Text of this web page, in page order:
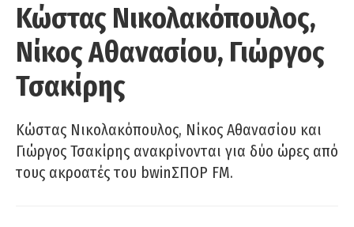
Κώστας Νικολακόπουλος,
Νίκος Αθανασίου, Γιώργος
Τσακίρης
Κώστας Νικολακόπουλος, Νίκος Αθανασίου και
Γιώργος Τσακίρης ανακρίνονται για δύο ώρες από
τους ακροατές του bwinΣΠΟΡ FM.